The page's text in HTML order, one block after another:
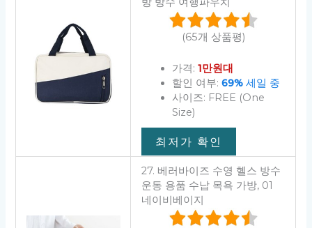
(65개 상품평)
가격: 1만원대
할인 여부: 69%세일 중
사이즈: FREE (One
Size)
최저가 확인
27. 베러바이즈 수영 헬스 방수
운동 용품 수납 목욕 가방, 01
네이비베이지